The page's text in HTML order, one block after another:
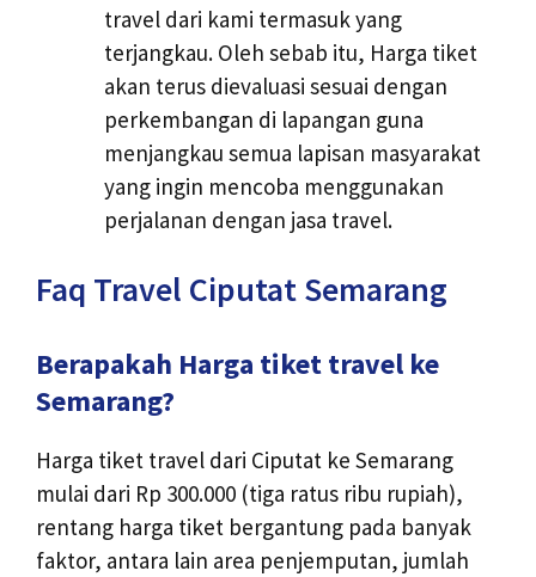
travel dari kami termasuk yang
terjangkau. Oleh sebab itu, Harga tiket
akan terus dievaluasi sesuai dengan
perkembangan di lapangan guna
menjangkau semua lapisan masyarakat
yang ingin mencoba menggunakan
perjalanan dengan jasa travel.
Faq Travel Ciputat Semarang
Berapakah Harga tiket travel ke
Semarang?
Harga tiket travel dari Ciputat ke Semarang
mulai dari Rp 300.000 (tiga ratus ribu rupiah),
rentang harga tiket bergantung pada banyak
faktor, antara lain area penjemputan, jumlah